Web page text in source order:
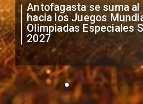
"Falta de
anuncia medidas por
irregular de futbolistas
extranjeros